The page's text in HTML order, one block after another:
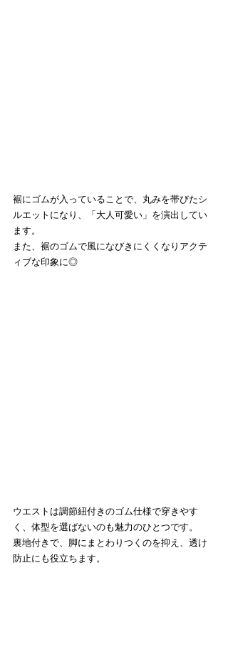
裾にゴムが入っていることで、丸みを帯びたシ
ルエットになり、「大人可愛い」を演出してい
ます。
また、裾のゴムで風になびきにくくなりアクテ
ィブな印象に◎
ウエストは調節紐付きのゴム仕様で穿きやす
く、体型を選ばないのも魅力のひとつです。
裏地付きで、脚にまとわりつくのを抑え、透け
防止にも役立ちます。